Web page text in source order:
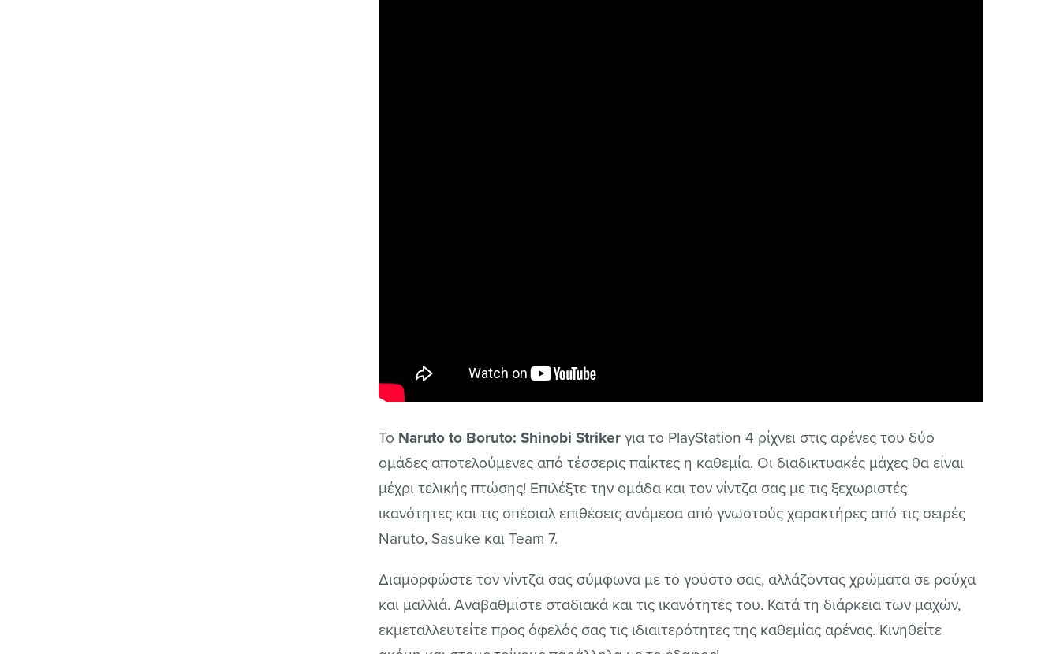
Το Naruto to Boruto: Shinobi Striker για το PlayStation 4 ρίχνει στις αρένες του δύο
ομάδες αποτελούμενες από τέσσερις παίκτες η καθεμία. Οι διαδικτυακές μάχες θα είναι
μέχρι τελικής πτώσης! Επιλέξτε την ομάδα και τον νίντζα σας με τις ξεχωριστές
ικανότητες και τις σπέσιαλ επιθέσεις ανάμεσα από γνωστούς χαρακτήρες από τις σειρές
Naruto, Sasuke και Team 7.
Διαμορφώστε τον νίντζα σας σύμφωνα με το γούστο σας, αλλάζοντας χρώματα σε ρούχα
και μαλλιά. Αναβαθμίστε σταδιακά και τις ικανότητές του. Κατά τη διάρκεια των μαχών,
εκμεταλλευτείτε προς όφελός σας τις ιδιαιτερότητες της καθεμίας αρένας. Κινηθείτε